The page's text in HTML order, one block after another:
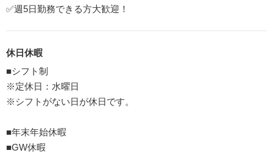
✅週5日勤務できる方大歓迎！
休日休暇
■シフト制
※定休日：水曜日
※シフトがない日が休日です。
■年末年始休暇
■GW休暇